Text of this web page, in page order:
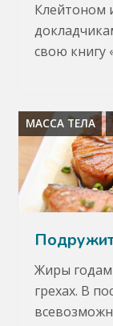
Клейтоном
свою книгу
МАССА ТЕЛА
Жиры
грехах. В